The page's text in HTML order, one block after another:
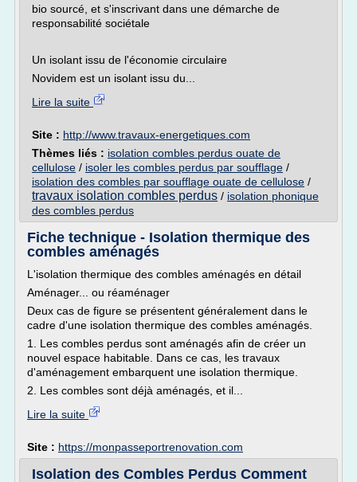
bio sourcé, et s'inscrivant dans une démarche de
responsabilité sociétale
Un isolant issu de l'économie circulaire
Novidem est un isolant issu du...
Lire la suite
Site : http://www.travaux-energetiques.com
Thèmes liés : isolation combles perdus ouate de
cellulose / isoler les combles perdus par soufflage /
isolation des combles par soufflage ouate de cellulose /
travaux isolation combles perdus / isolation phonique
des combles perdus
Fiche technique - Isolation thermique des
combles aménagés
L'isolation thermique des combles aménagés en détail
Aménager... ou réaménager
Deux cas de figure se présentent généralement dans le
cadre d'une isolation thermique des combles aménagés.
1. Les combles perdus sont aménagés afin de créer un
nouvel espace habitable. Dans ce cas, les travaux
d'aménagement embarquent une isolation thermique.
2. Les combles sont déjà aménagés, et il...
Lire la suite
Site : https://monpasseportrenovation.com
Isolation des Combles Perdus Comment